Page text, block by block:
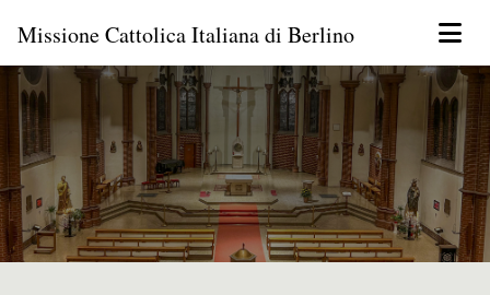
Missione Cattolica Italiana di Berlino